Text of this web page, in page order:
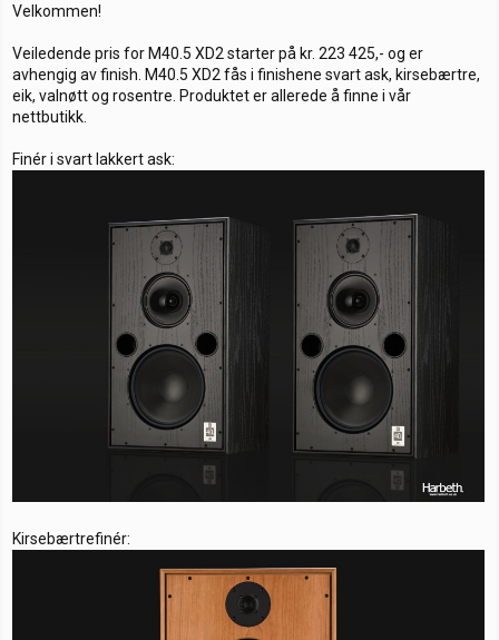
Velkommen!
Veiledende pris for M40.5 XD2 starter på kr. 223 425,- og er
avhengig av finish. M40.5 XD2 fås i finishene svart ask, kirsebærtre,
eik, valnøtt og rosentre. Produktet er allerede å finne i vår
nettbutikk.
Finér i svart lakkert ask:
Kirsebærtrefinér: